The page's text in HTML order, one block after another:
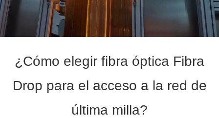
¿Cómo elegir fibra óptica Fibra
Drop para el acceso a la red de
última milla?